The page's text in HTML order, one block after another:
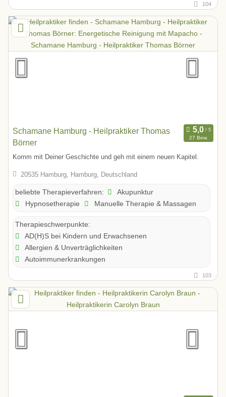
104
Schamane Hamburg - Heilpraktiker Thomas
Börner
27 Bew.
Komm mit Deiner Geschichte und geh mit einem neuen Kapitel.
20535 Hamburg, Hamburg, Deutschland
beliebte Therapieverfahren:
Akupunktur
Hypnosetherapie
Manuelle Therapie & Massagen
Therapieschwerpunkte:
AD(H)S bei Kindern und Erwachsenen
Allergien & Unverträglichkeiten
Autoimmunerkrankungen
103